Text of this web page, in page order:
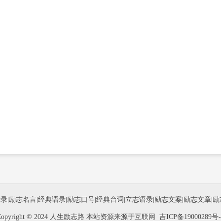
|励志名言|经典语录|励志口号|经典台词 |立志语录|励志文案|励志文章|励
© 2024 人生励志路 本站资源来源于互联网 吉ICP备19000289号